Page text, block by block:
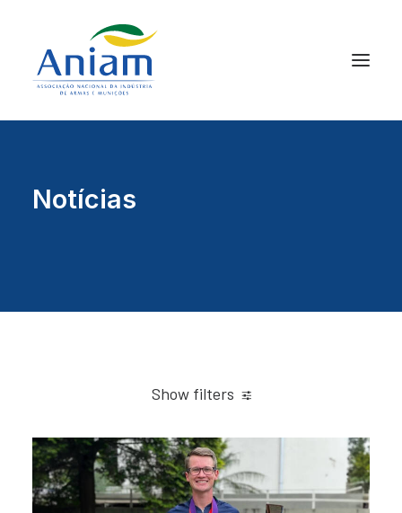
Notícias
Show filters